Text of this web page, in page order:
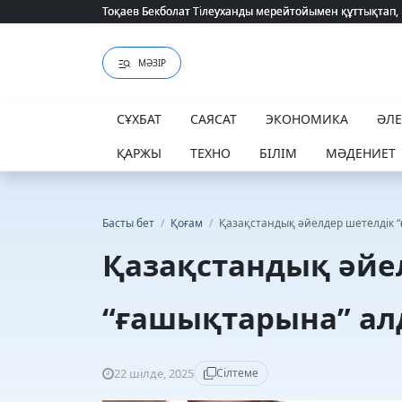
Тоқаев Бекболат Тілеуханды мерейтойымен
Тоқаев Бекболат Тілеуханды мерейтойымен
МӘЗІР
СҰХБАТ САЯСАТ ЭКОНОМИКА
ҚАРЖЫ
ТЕХНО БІЛІМ МӘДЕНИЕТ
Басты бет / Қоғам / Қазақстандық әйелдер шетелдік
Қазақстандық
“ғашықтарына”
22 шілде, 2025 Сілтеме